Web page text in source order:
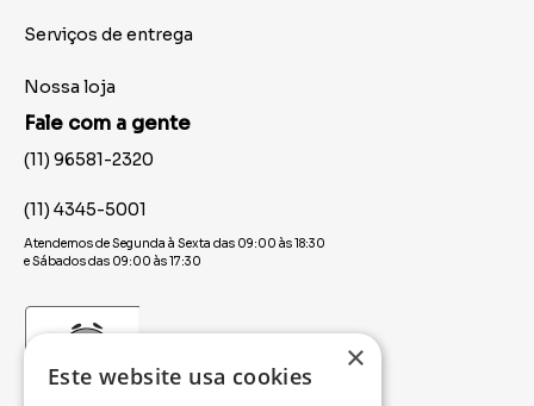
Serviços de entrega
Nossa loja
Fale com a gente
(11) 96581-2320
(11) 4345-5001
Atendemos de Segunda à Sexta das 09:00 às 18:30
e Sábados das 09:00 às 17:30
×
Este website usa cookies